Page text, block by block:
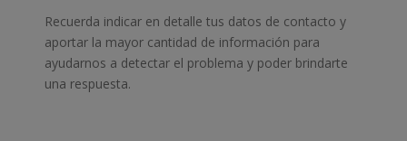
Recuerda indicar en detalle tus datos de contacto y
aportar la mayor cantidad de información para
ayudarnos a detectar el problema y poder brindarte
una respuesta.